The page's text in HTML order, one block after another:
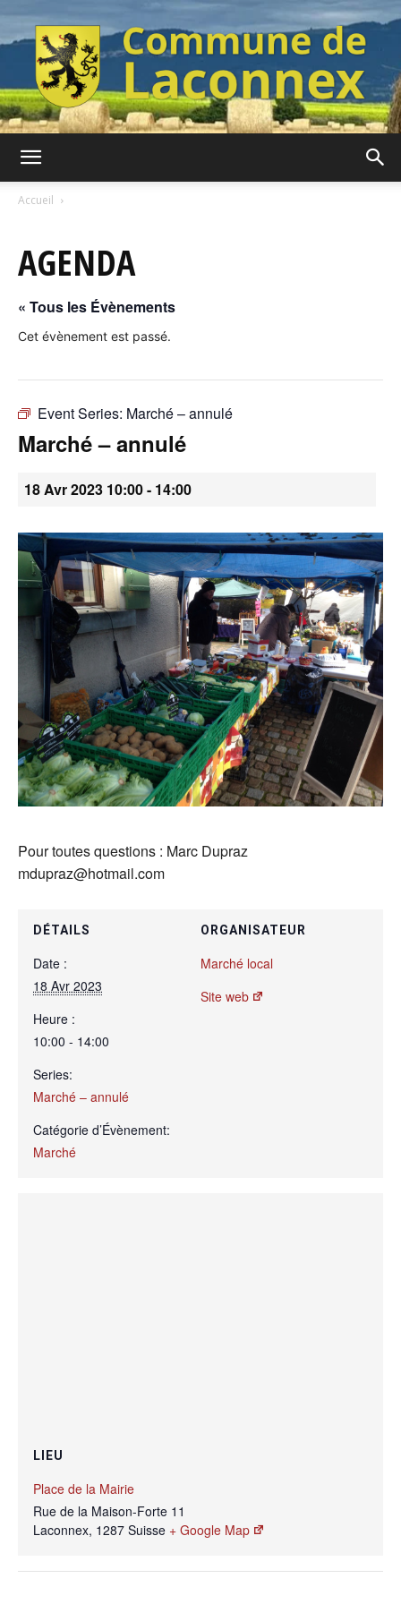
Laconnex
Canton
Accueil
AGENDA
« Tous les Évènements
Cet évènement est passé.
Event Series: Marché – annulé
Marché – annulé
18 Avr 2023 10:00- 14:00
Pour toutes questions : Marc Dupraz
mdupraz@hotmail.com
DÉTAILS
Date :
18 Avr 2023
Heure :
10:00 - 14:00
Series:
Marché – annulé
Catégorie d’Évènement:
Marché
ORGANISATEUR
Marché local
Site web
LIEU
Place de la Mairie
Rue de la Maison-Forte 11
Laconnex, 1287 Suisse + Google Map